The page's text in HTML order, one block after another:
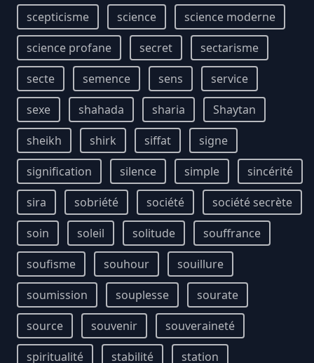
scepticisme
science
science moderne
science profane
secret
sectarisme
secte
semence sens
service
sexe
shahada sharia
Shaytan
sheikh
shirk siffat
signe
signification
silence simple
sincérité
sira
sobriété société
société secrète
soin
soleil solitude
souffrance
soufisme
souhour
souillure
soumission
souplesse
sourate
source
souvenir
souveraineté
spiritualité
stabilité station